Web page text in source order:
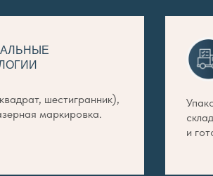
шестигранник),
маркировка.
и